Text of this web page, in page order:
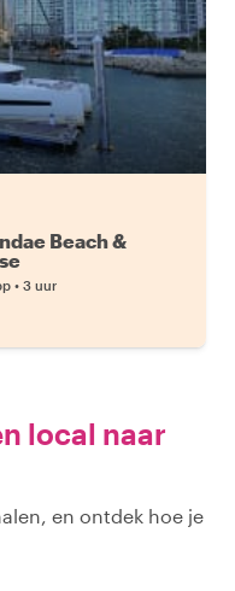
Beach &
• 3 uur
local naar
en ontdek hoe je